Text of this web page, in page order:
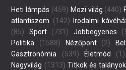
Heti lámpás (459) Mozi világ (440)
atlantiszom (142) Irodalmi
(85)
Sport(731) Jobbegyenes
Politika (1588) Nézőpont(2)
Gasztronómia (539) Életmód (1)
Nagyvilág (1313) Titkok és talányok